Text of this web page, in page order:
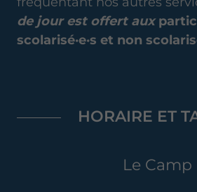
de jour est offert aux
scolarisé·e·s et non
HORAIRE ET
Le Camp